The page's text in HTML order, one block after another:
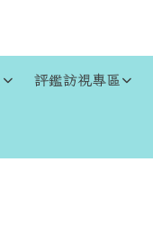
評鑑訪視專區